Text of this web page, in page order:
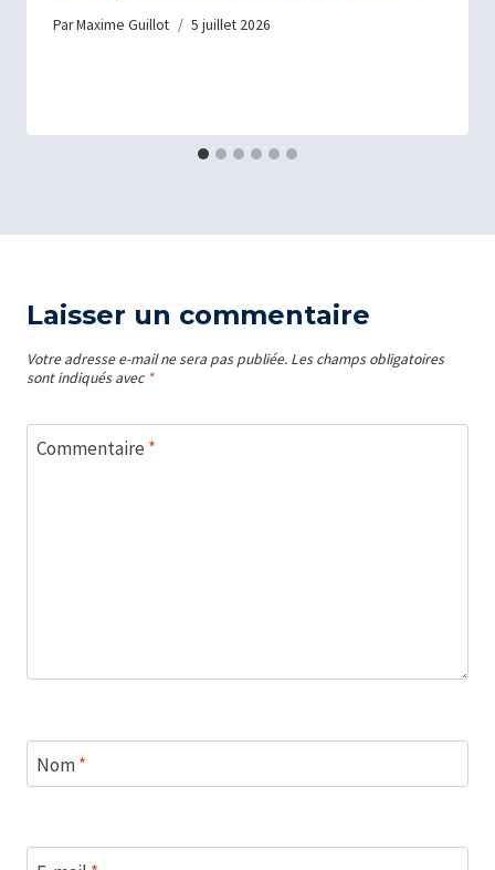
ParMaxime Guillot 5 juillet 2026
Laisser un commentaire
Votre adresse e-mail ne sera pas publiée. Les champs obligatoires
sont indiqués avec *
Commentaire *
Nom*